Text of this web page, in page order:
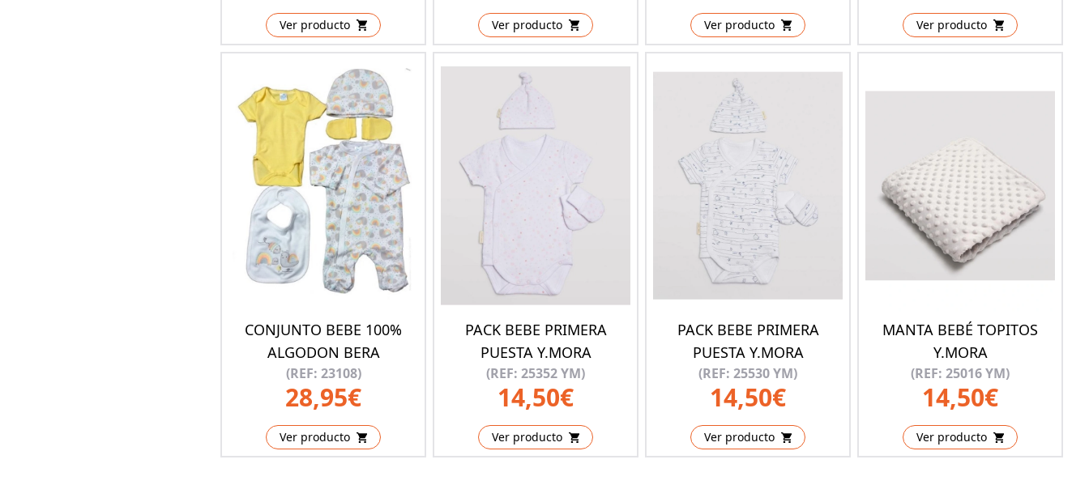
Ver producto Ver producto Ver producto Ver producto
CONJUNTO BEBE 100%
ALGODON BERA
(REF: 23108)
28,95€
Ver producto
PACK BEBE PRIMERA
PUESTA Y.MORA
(REF: 25352 YM)
14,50€
Ver producto
PACK BEBE PRIMERA
PUESTA Y.MORA
(REF: 25530 YM)
14,50€
Ver producto
MANTA BEBÉ TOPITOS
Y.MORA
(REF: 25016 YM)
14,50€
Ver producto